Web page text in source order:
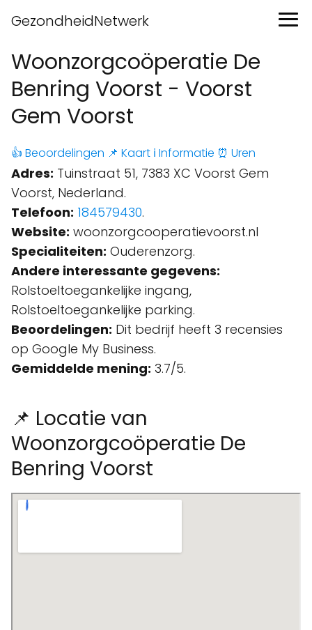
GezondheidNetwerk
Woonzorgcoöperatie De
Benring Voorst - Voorst
Gem Voorst
👍 Beoordelingen 📌 Kaart ℹ️ Informatie ⏰ Uren
Adres: Tuinstraat 51, 7383 XC Voorst Gem
Voorst, Nederland.
Telefoon: 184579430.
Website: woonzorgcooperatievoorst.nl
Specialiteiten: Ouderenzorg.
Andere interessante gegevens:
Rolstoeltoegankelijke ingang,
Rolstoeltoegankelijke parking.
Beoordelingen: Dit bedrijf heeft 3 recensies
op Google My Business.
Gemiddelde mening: 3.7/5.
📌 Locatie van
Woonzorgcoöperatie De
Benring Voorst